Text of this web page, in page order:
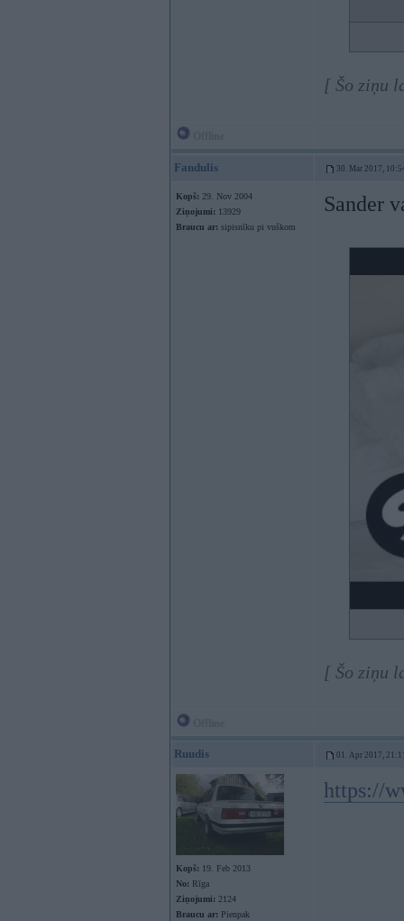
[ Šo ziņu
Fandulis 30. Mar 2017,
Kopš: 29. Nov 2004
Ziņojumi: 13929
Braucu ar: sipisnīku pi vuškom
Sander
[ Šo ziņu
Ruudis 01. Apr 2017,
Kopš: 19. Feb 2013
No: Rīga
Ziņojumi: 2124
Braucu ar: Pienpak
https://